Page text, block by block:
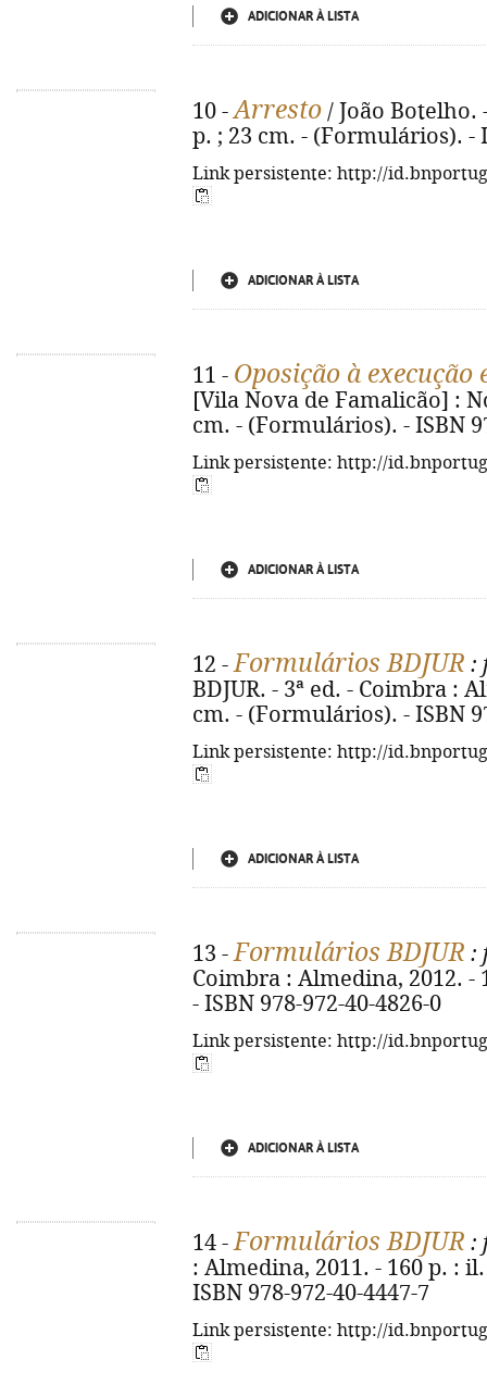
ADICIONAR À LISTA
10 -Arresto / João Botelho.
p. ; 23 cm. - (Formulários). -
Link persistente: http://
ADICIONAR À LISTA
11 - Oposição à execução
[Vila Nova de Famalicão] :
cm. - (Formulários). - ISBN
Link persistente: http://
ADICIONAR À LISTA
12 -Formulários BDJUR :
BDJUR. - 3ª ed. - Coimbra :
cm. - (Formulários). - ISBN
Link persistente: http://
ADICIONAR À LISTA
13 -Formulários BDJUR :
Coimbra : Almedina, 2012. -
- ISBN 978-972-40-4826-0
Link persistente: http://
ADICIONAR À LISTA
14 -Formulários BDJUR :
: Almedina, 2011. - 160 p. :
ISBN 978-972-40-4447-7
Link persistente: http://